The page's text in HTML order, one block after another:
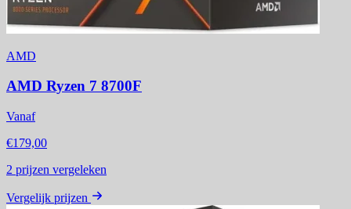
AMD
AMD Ryzen 7 8700F
Vanaf
€179,00
2 prijzen vergeleken
Vergelijk prijzen